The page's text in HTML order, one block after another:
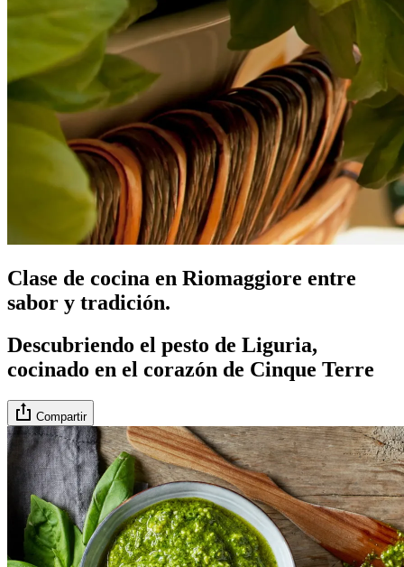
Clase de cocina en Riomaggiore entre
sabor y tradición.
Descubriendo el pesto de Liguria,
cocinado en el corazón de Cinque Terre
Compartir